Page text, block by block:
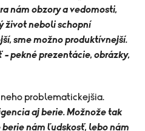
nám obzory a vedomosti,
život neboli schopní
sme možno produktívnejší.
pekné prezentácie, obrázky,
problematickejšia.
aj berie. Možnože tak
nám ľudskosť, lebo nám